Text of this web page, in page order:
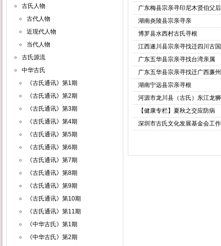
古氏人物
古代人物
近现代人物
当代人物
古氏源流
中华古氏
《古氏通讯》第1期
《古氏通讯》第2期
《古氏通讯》第3期
《古氏通讯》第4期
《古氏通讯》第5期
《古氏通讯》第6期
《古氏通讯》第7期
《古氏通讯》第8期
《古氏通讯》第9期
《古氏通讯》第10期
《古氏通讯》第11期
《中华古氏》第1期
《中华古氏》第2期
广东梅县宗亲寻印尼木贤伯父
湖南炎陵县宗亲寻亲
博罗县水西村古氏寻根
江西遂川县宗亲寻找迁四川古
广东五华县宗亲寻找台湾亲属
广东五华县宗亲寻找迁广西廉
湖南宁远县宗亲寻根
河源市龙川县（古氏）东江龙
【健康专栏】夏秋之交应防病
深圳市古氏文化发展基金会工